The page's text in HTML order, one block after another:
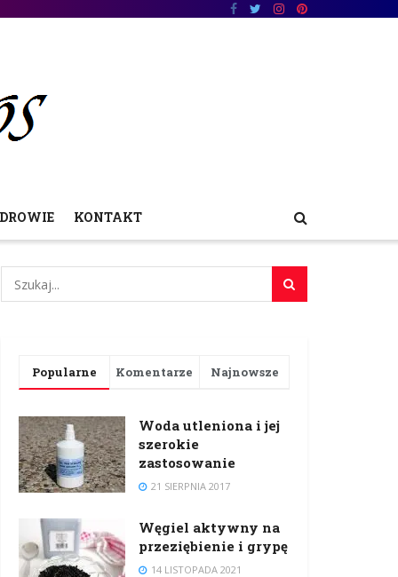
KONTAKT
Popularne Komentarze Najnowsze
Woda utleniona i jej
szerokie
zastosowanie
21 SIERPNIA 2017
Węgiel aktywny na
przeziębienie i grypę
14 LISTOPADA 2021